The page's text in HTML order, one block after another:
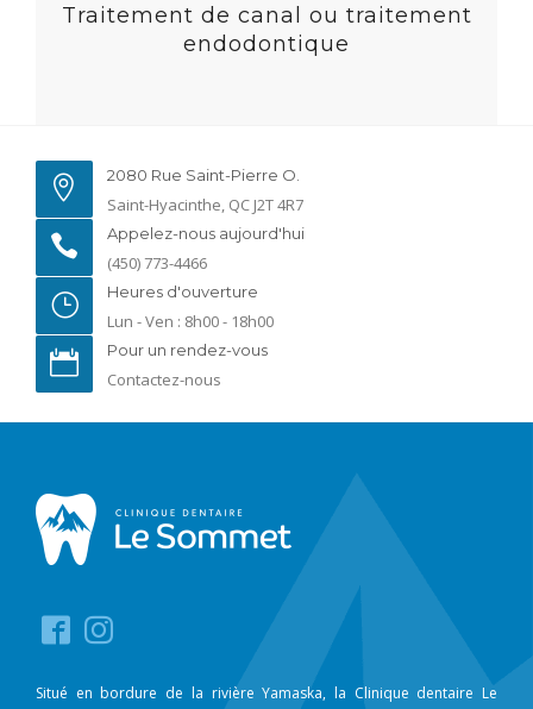
Traitement de canal ou traitement
endodontique
2080 Rue Saint-Pierre O.
Saint-Hyacinthe, QC J2T 4R7
Appelez-nous aujourd'hui
(450) 773-4466
Heures d'ouverture
Lun - Ven : 8h00 - 18h00
Pour un rendez-vous
Contactez-nous
Situé en bordure de la rivière Yamaska, la Clinique dentaire Le